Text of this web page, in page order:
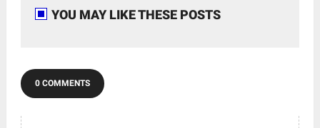
YOU MAY LIKE THESE POSTS
0 COMMENTS